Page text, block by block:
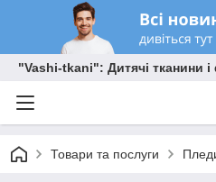
"Vashi-tkani": Дитячі тканини
Товари та послуги